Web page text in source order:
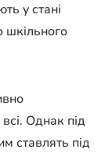
у стані
шкільного
Однак під
ставлять під